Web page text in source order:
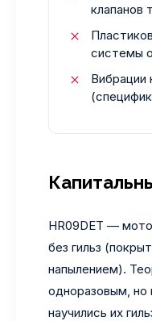
клапанов
системы
Вибрации
HR09DET —
без гильз
напылением).
одноразовым, но
научились их